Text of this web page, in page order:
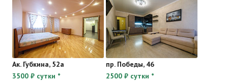
Ак. Губкина, 52а
3500 ₽ сутки *
пр. Победы, 46
2500 ₽ сутки *